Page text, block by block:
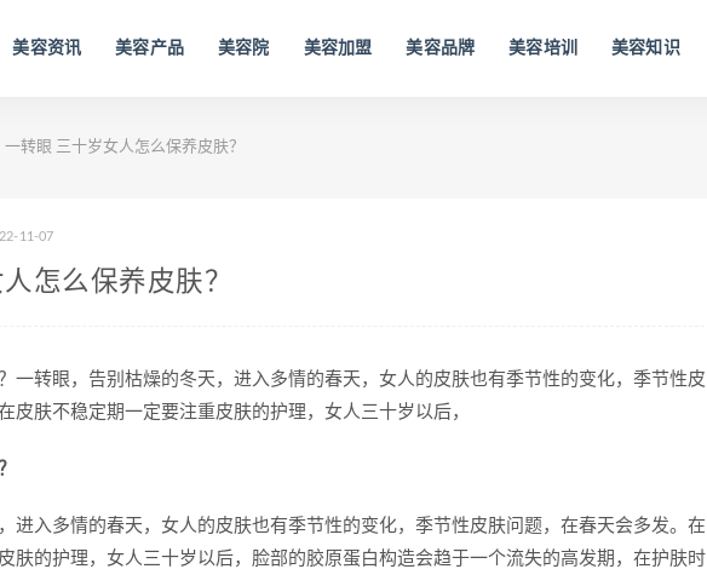
美容资讯 美容产品 美容院 美容加盟 美容品牌 美容培训 美容知识
一转眼 三十岁女人怎么保养皮肤？
11-07
怎么保养皮肤？
一转眼，告别枯燥的冬天，进入多情的春天，女人的皮肤也有季节性的变化，季节性皮
皮肤不稳定期一定要注重皮肤的护理，女人三十岁以后，
进入多情的春天，女人的皮肤也有季节性的变化，季节性皮肤问题，在春天会多发。在
肤的护理，女人三十岁以后，脸部的胶原蛋白构造会趋于一个流失的高发期，在护肤时